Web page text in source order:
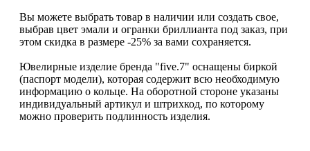
Вы можете выбрать товар в наличии или создать свое,
выбрав цвет эмали и огранки бриллианта под заказ, при
этом скидка в размере -25% за вами сохраняется.
Ювелирные изделие бренда "five.7" оснащены биркой
(паспорт модели), которая содержит всю необходимую
информацию о кольце. На оборотной стороне указаны
индивидуальный артикул и штрихкод, по которому
можно проверить подлинность изделия.